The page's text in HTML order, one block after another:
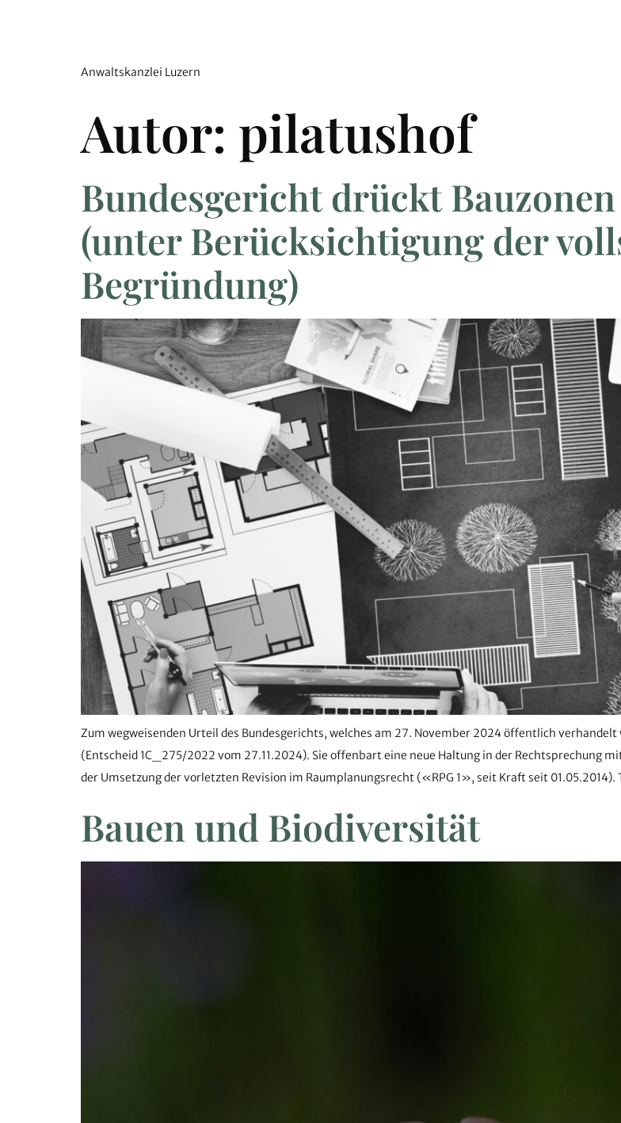
Anwaltskanzlei Luzern
Autor: pilatushof
Bundesgericht drückt
(unter Berücksichtigung der
Begründung)
Zum wegweisenden Urteil des Bundesgerichts, welches am 27. November 2024 öffentlich
(Entscheid 1C_275/2022 vom 27.11.2024). Sie offenbart eine neue Haltung in der Rechtsprechung
der Umsetzung der vorletzten Revision im Raumplanungsrecht («RPG 1», seit Kraft seit 01.05.2014).
Bauen und Biodiversität